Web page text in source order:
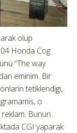
olup
Honda Cog
“The way
eminim. Bir
tetiklendigi,
o
Bunun
CGI yaparak